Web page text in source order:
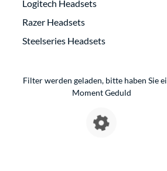
Logitech Headsets
Razer Headsets
Steelseries Headsets
Filter werden geladen, bitte haben Sie
Moment Geduld